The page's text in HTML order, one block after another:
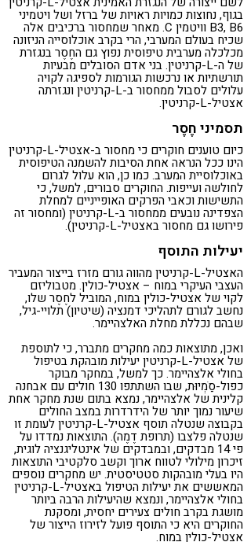
בגוף, נחוצות כמויות ראויות של ברזל ושל ויטמיני
B3, B6 וויטמין C. מאחר שמחסור ברכיבים אלה
שכיח בעולם המערבי, הרי בקרב אוכלוסייה הניזונה
מכלכלה מערבית טיפוסית נפוץ גם החֶסֶר בנגזרת
של ה-L-קרניטין. בני אדם הסובלים מבעיות
תורשתיות או נרכשות הגורמות לספיגה לקויה
עלולים לסבול ממחסור ב-L-קרניטין ונגזרתה
אצטיל-L-קרניטין.
תסמיני חֶסֶר
כיום טוענים חוקרים כי מחסור ב-אצטיל-L-קרניטין
הינו ככל הנראה אחת הסיבות להשמנה הטיפוסית
באוכלוסיית המערב. כמו כן, הוא עלול לגרום
לחולשה ועייפות. החוקרים סבורים, למשל, כי
התשישות וכאבי הפרקים האופייניים למחלת
הצפדינה נובעים ממחסור ב-L-קרניטין (ומחסור זה
פירושו גם מחסור באצטיל-L-קרניטין).
יעילות התוסף
האצטיל-L-קרניטין מהווה גורם מזרז בייצור המעביר
העצבי העיקרי במוח – אצטיל-כולין. מטבוליזם
לקוי של אצטיל-כולין במוח, המוביל לחֶסֶר שלו,
נחשב לגורם לתהליכי דמנציה (שיטיון) תלויי-גיל,
שבהם נכללת מחלת האלצהיימר.
ואכן, מתוצאות כמה מחקרים מתברר, כי לתוספת
של אצטיל-L-קרניטין יעילות מובהקת בטיפול
בחולי אלצהיימר. כך למשל, במחקר מבוקר
כפול-סַֹמְיוּת, שבו השתתפו 130 חולים עם אבחנה
קלינית של אלצהיימר, נמצא בתום שנת מחקר אחת
שיעור נמוך יותר של הידרדרות במצב החולים
בקבוצה שנטלה תוסף אצטיל-L-קרניטין לעומת זו
שנטלה פלצבו (תרופת דֶמֶה). התוצאות נמדדו על
פי 14 מבדקים, ובמבדקים של אינטליגנציה לוגית,
זיכרון מילולי לטווח ארוך וקשב סלקטיבי התוצאות
היו בעלי מובהקות סטטיסטית. יש מחקרים נוספים
המאששים את יעילות הטיפול באצטיל-L-קרניטין
בחולי אלצהיימר, ונמצא שהיעילות הרבה ביותר
מושגת בקרב חולים צעירים יחסית, ומסקנת
החוקרים היא כי התוסף פועל לזירוז הייצור של
אצטיל-כולין במוח.